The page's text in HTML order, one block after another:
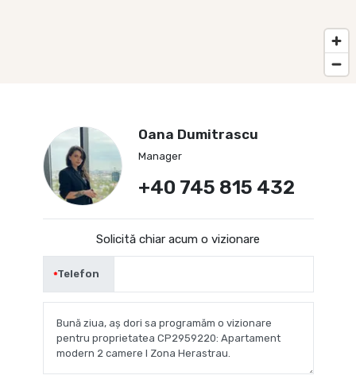
Oana Dumitrascu
Manager
+40 745 815 432
Solicită chiar acum o vizionare
Telefon